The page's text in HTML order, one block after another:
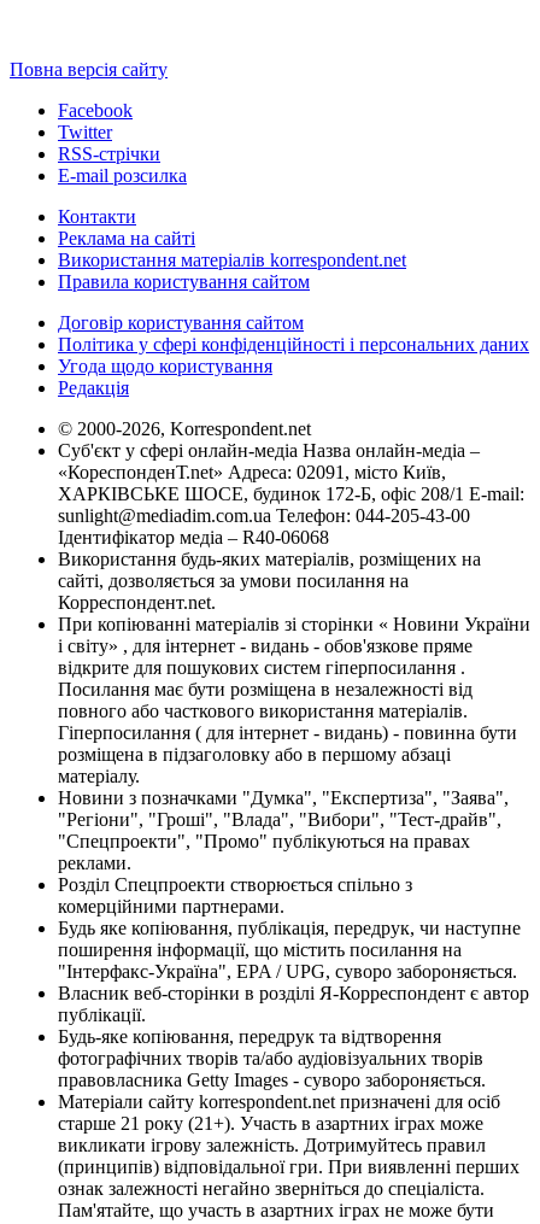
Повна версія сайту
Facebook
Twitter
RSS-стрічки
E-mail розсилка
Контакти
Реклама на сайті
Використання матеріалів korrespondent.net
Правила користування сайтом
Договір користування сайтом
Політика у сфері конфіденційності і персональних даних
Угода щодо користування
Редакція
© 2000-2026, Korrespondent.net
Суб'єкт у сфері онлайн-медіа Назва онлайн-медіа –
«КореспонденТ.net» Адреса: 02091, місто Київ,
ХАРКІВСЬКЕ ШОСЕ, будинок 172-Б, офіс 208/1 E-mail:
sunlight@mediadim.com.ua Телефон: 044-205-43-00
Ідентифікатор медіа – R40-06068
Використання будь-яких матеріалів, розміщених на
сайті, дозволяється за умови посилання на
Корреспондент.net.
При копіюванні матеріалів зі сторінки « Новини України
і світу» , для інтернет - видань - обов'язкове пряме
відкрите для пошукових систем гіперпосилання .
Посилання має бути розміщена в незалежності від
повного або часткового використання матеріалів.
Гіперпосилання ( для інтернет - видань) - повинна бути
розміщена в підзаголовку або в першому абзаці
матеріалу.
Новини з позначками "Думка", "Експертиза", "Заява",
"Регіони", "Гроші", "Влада", "Вибори", "Тест-драйв",
"Спецпроекти", "Промо" публікуються на правах
реклами.
Розділ Спецпроекти створюється спільно з
комерційними партнерами.
Будь яке копіювання, публікація, передрук, чи наступне
поширення інформації, що містить посилання на
"Інтерфакс-Україна", EPA / UPG, суворо забороняється.
Власник веб-сторінки в розділі Я-Корреспондент є автор
публікації.
Будь-яке копіювання, передрук та відтворення
фотографічних творів та/або аудіовізуальних творів
правовласника Getty Images - суворо забороняється.
Матеріали сайту korrespondent.net призначені для осіб
старше 21 року (21+). Участь в азартних іграх може
викликати ігрову залежність. Дотримуйтесь правил
(принципів) відповідальної гри. При виявленні перших
ознак залежності негайно зверніться до спеціаліста.
Пам'ятайте, що участь в азартних іграх не може бути